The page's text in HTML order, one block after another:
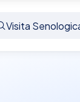
Fiano Romano